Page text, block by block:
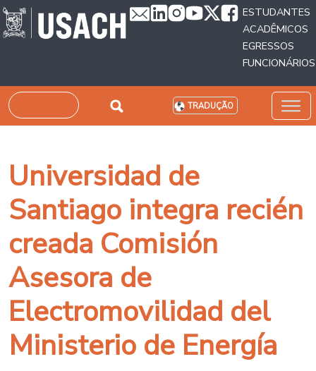
Passar para o conteúdo principal
ESTUDANTES
ACADÊMICOS
EGRESSOS
FUNCIONÁRIOS
Pesquisar TRADUÇÃO
Universidad de
Santiago integra recién
creada Comisión
Asesora de
Electromovilidad del
Ministerio de Energía